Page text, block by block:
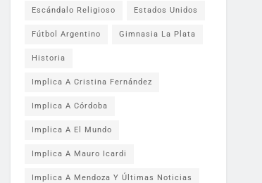
Escándalo Religioso Estados Unidos
Fútbol Argentino Gimnasia La Plata
Historia
Implica A Cristina Fernández
Implica A Córdoba
Implica A El Mundo
Implica A Mauro Icardi
Implica A Mendoza Y Últimas Noticias